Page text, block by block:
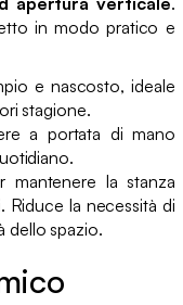
in modo pratico e
e nascosto, ideale
stagione.
a portata di mano
la stanza
Riduce la necessità di
dello spazio.